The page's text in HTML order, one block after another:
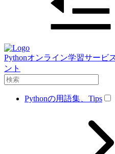
Pythonオンライン学習サービ
ント
Pythonの用語集、Tips